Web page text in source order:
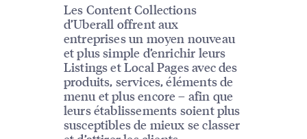
Les Content Collections
d’Uberall offrent aux
entreprises un moyen nouveau
et plus simple d’enrichir leurs
Listings et Local Pages avec des
produits, services, éléments de
menu et plus encore – afin que
leurs établissements soient plus
susceptibles de mieux se classer